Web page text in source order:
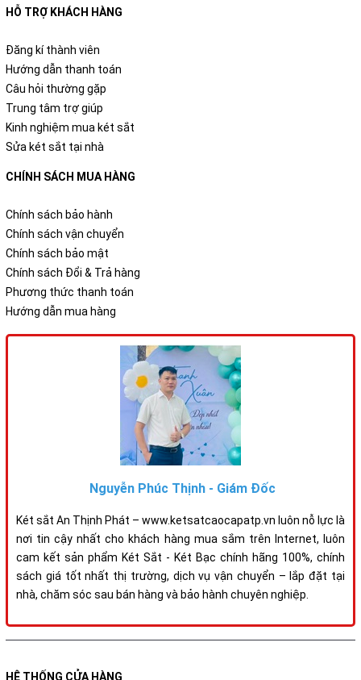
HỖ TRỢ KHÁCH HÀNG
Đăng kí thành viên
Hướng dẫn thanh toán
Câu hỏi thường gặp
Trung tâm trợ giúp
Kinh nghiệm mua két sắt
Sửa két sắt tại nhà
CHÍNH SÁCH MUA HÀNG
Chính sách bảo hành
Chính sách vận chuyển
Chính sách bảo mật
Chính sách Đổi & Trả hàng
Phương thức thanh toán
Hướng dẫn mua hàng
Nguyễn Phúc Thịnh - Giám Đốc
Két sắt An Thịnh Phát – www.ketsatcaocapatp.vn luôn nỗ lực là
nơi tin cậy nhất cho khách hàng mua sắm trên Internet, luôn
cam kết sản phẩm Két Sắt - Két Bạc chính hãng 100%, chính
sách giá tốt nhất thị trường, dịch vụ vận chuyển – lắp đặt tại
nhà, chăm sóc sau bán hàng và bảo hành chuyên nghiệp.
HỆ THỐNG CỬA HÀNG